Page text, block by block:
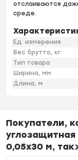
отслаиваются
среде.
Ед. измерения
Вес брутто, кг:
Тип товара
Ширина, мм
Длина, м
Покупатели,
0,05х30 м,